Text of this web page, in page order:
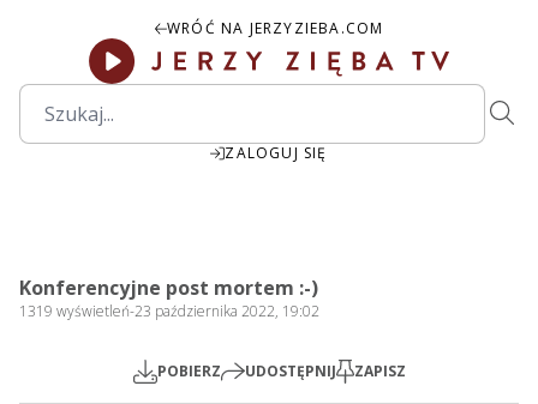
WRÓĆ NA JERZYZIEBA.COM
ZALOGUJ SIĘ
Play
Konferencyjne post mortem :-)
1319 wyświetleń-23 października 2022, 19:02
POBIERZ UDOSTĘPNIJ ZAPISZ